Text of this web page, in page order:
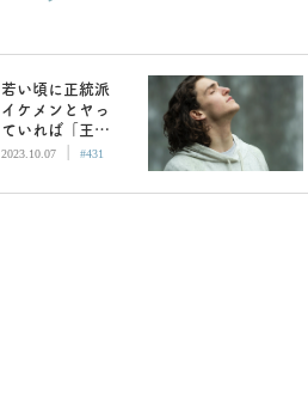
若い頃に正統派
イケメンとヤっ
ていれば「王子
様タイプ」にも
2023.10.07 | #431